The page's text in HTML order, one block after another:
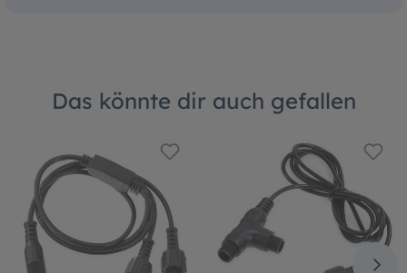
Das könnte dir auch gefallen